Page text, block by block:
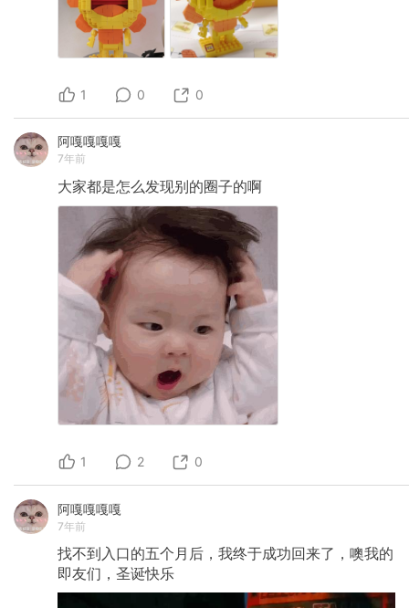
1 0 0
阿嘎嘎嘎嘎
7年前
大家都是怎么发现别的圈子的啊
1 2 0
阿嘎嘎嘎嘎
7年前
找不到入口的五个月后，我终于成功回来了，噢我的
即友们，圣诞快乐